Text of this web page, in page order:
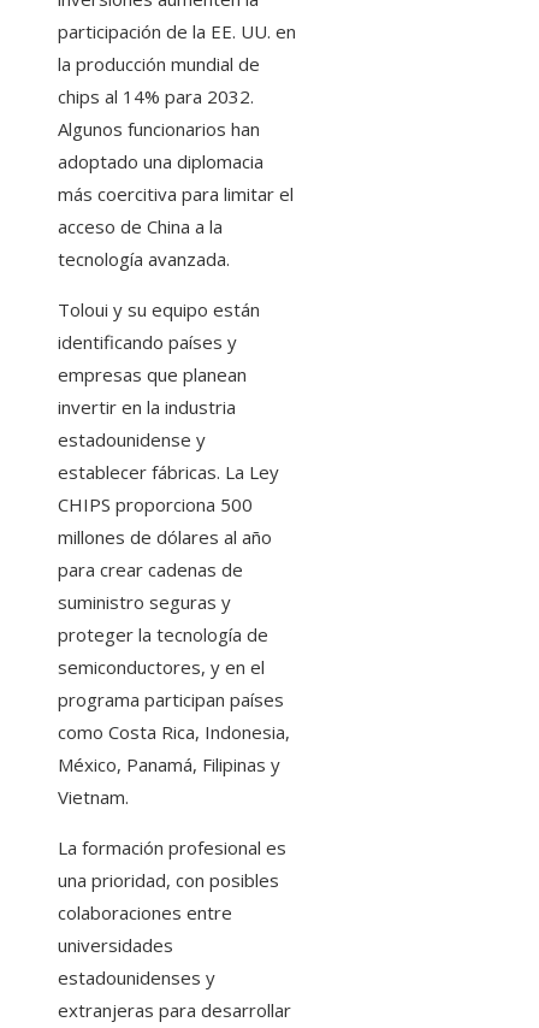
participación de la EE. UU. en
la producción mundial de
chips al 14% para 2032.
Algunos funcionarios han
adoptado una diplomacia
más coercitiva para limitar el
acceso de China a la
tecnología avanzada.
Toloui y su equipo están
identificando países y
empresas que planean
invertir en la industria
estadounidense y
establecer fábricas. La Ley
CHIPS proporciona 500
millones de dólares al año
para crear cadenas de
suministro seguras y
proteger la tecnología de
semiconductores, y en el
programa participan países
como Costa Rica, Indonesia,
México, Panamá, Filipinas y
Vietnam.
La formación profesional es
una prioridad, con posibles
colaboraciones entre
universidades
estadounidenses y
extranjeras para desarrollar